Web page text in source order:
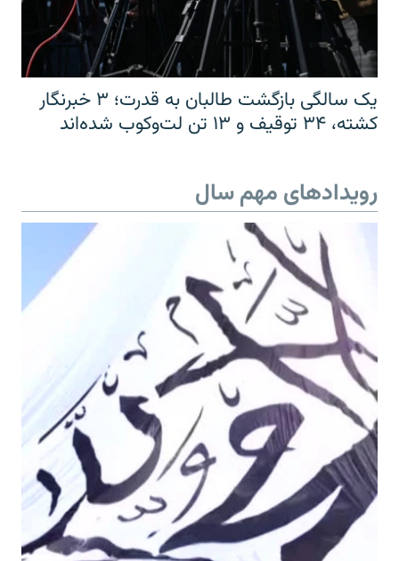
یک سالگی بازگشت طالبان به قدرت؛ ۳ خبرنگار
کشته، ۳۴ توقیف و ۱۳ تن لت‌وکوب شده‌اند
رویدادهای مهم سال